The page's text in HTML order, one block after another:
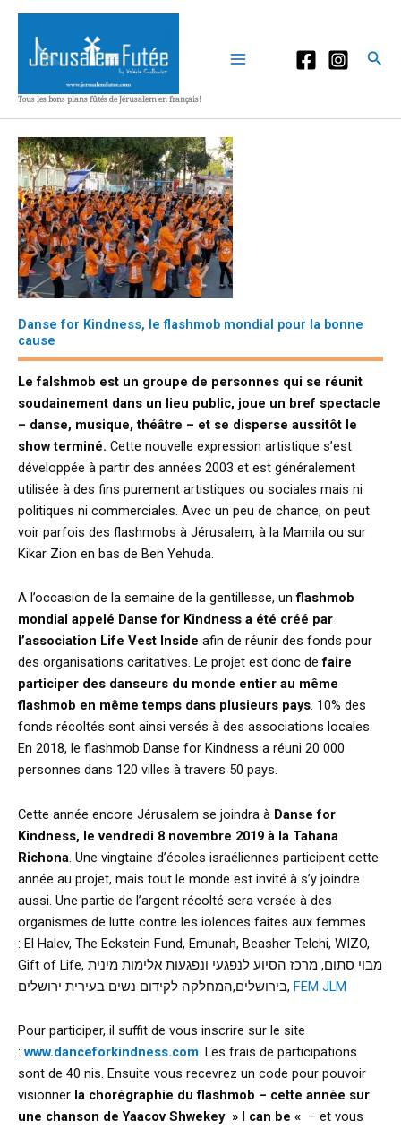
Aller
contenu
Tous les bons plans fûtés de Jérusalem en français!
Danse for Kindness, le flashmob mondial pour la bonne
cause
Le falshmob est un groupe de personnes qui se réunit
soudainement dans un lieu public, joue un bref spectacle
– danse, musique, théâtre – et se disperse aussitôt le
show terminé. Cette nouvelle expression artistique s’est
développée à partir des années 2003 et est généralement
utilisée à des fins purement artistiques ou sociales mais ni
politiques ni commerciales. Avec un peu de chance, on peut
voir parfois des flashmobs à Jérusalem, à la Mamila ou sur
Kikar Zion en bas de Ben Yehuda.
A l’occasion de la semaine de la gentillesse, un flashmob
mondial appelé Danse for Kindness a été créé par
l’association Life Vest Inside afin de réunir des fonds pour
des organisations caritatives. Le projet est donc defaire
participer des danseurs du monde entier au même
flashmob en même temps dans plusieurs pays. 10% des
fonds récoltés sont ainsi versés à des associations locales.
En 2018, le flashmob Danse for Kindness a réuni 20 000
personnes dans 120 villes à travers 50 pays.
Cette année encore Jérusalem se joindra à Danse for
Kindness, le vendredi 8 novembre 2019 à la Tahana
Richona . Une vingtaine d’écoles israéliennes participent cette
année au projet, mais tout le monde est invité à s’y joindre
aussi. Une partie de l’argent récolté sera versée à des
organismes de lutte contre les iolences faites aux femmes
: El Halev, The Eckstein Fund, Emunah, Beasher Telchi, WIZO,
Gift of Life, מבוי סתום, מרכז הסיוע לנפגעי ונפגעות אלימות מינית
בירושלים,המחלקה לקידום נשים בעירית ירושלים, FEM JLM
Pour participer, il suffit de vous inscrire sur le site
: www.danceforkindness.com. Les frais de participations
sont de 40 nis. Ensuite vous recevrez un code pour pouvoir
visionner la chorégraphie du flashmob – cette année sur
une chanson de Yaacov Shwekey » I can be « – et vous